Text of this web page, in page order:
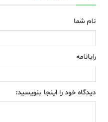
نام شما
رایانامه
دیدگاه خود را اینجا بنویسید: